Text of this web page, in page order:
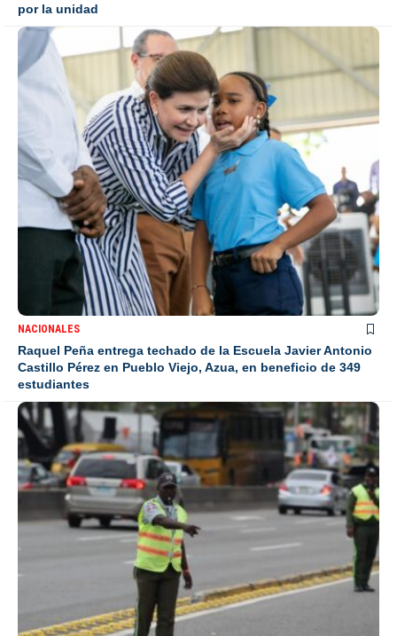
por la unidad
NACIONALES
Raquel Peña entrega techado de la Escuela Javier Antonio
Castillo Pérez en Pueblo Viejo, Azua, en beneficio de 349
estudiantes